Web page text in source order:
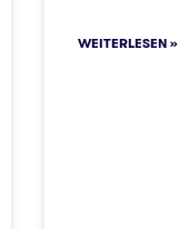
WEITERLESEN »